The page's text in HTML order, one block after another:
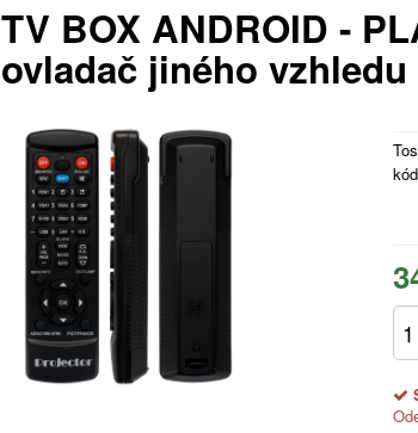
TV BOX ANDROID -
ovladač jiného